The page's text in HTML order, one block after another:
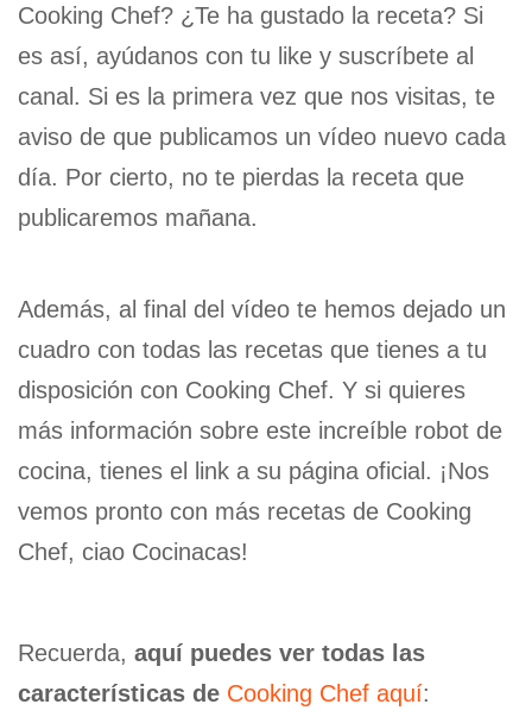
Cooking Chef? ¿Te ha gustado la receta? Si
es así, ayúdanos con tu like y suscríbete al
canal. Si es la primera vez que nos visitas, te
aviso de que publicamos un vídeo nuevo cada
día. Por cierto, no te pierdas la receta que
publicaremos mañana.
Además, al final del vídeo te hemos dejado un
cuadro con todas las recetas que tienes a tu
disposición con Cooking Chef. Y si quieres
más información sobre este increíble robot de
cocina, tienes el link a su página oficial. ¡Nos
vemos pronto con más recetas de Cooking
Chef, ciao Cocinacas!
Recuerda, aquí puedes ver todas las
características de Cooking Chef aquí: